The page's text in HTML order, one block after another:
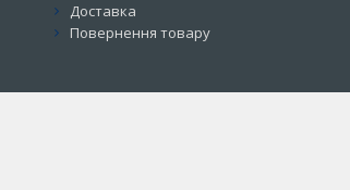
Доставка
Повернення товару